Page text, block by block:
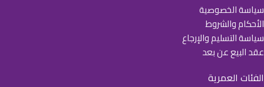
سياسة الخصوصية
الأحكام والشروط
سياسة التسليم والإرجاع
عقد البيع عن بعد
الفئات العمرية